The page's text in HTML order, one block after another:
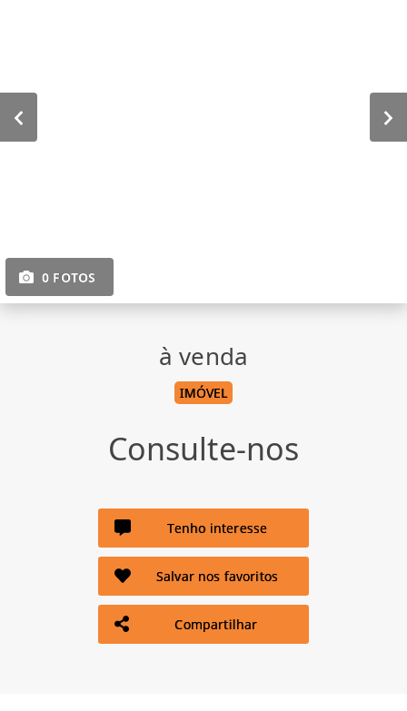
0 FOTOS
à venda
IMÓVEL
Consulte-nos
Tenho interesse
Salvar nos favoritos
Compartilhar